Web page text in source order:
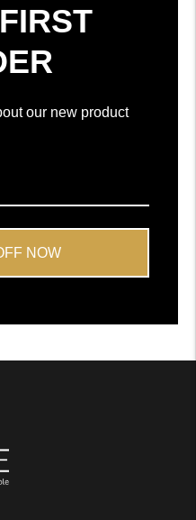
podľa
recenzií
our new product
NOW